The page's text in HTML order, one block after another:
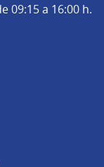
09:15 a 16:00 h.